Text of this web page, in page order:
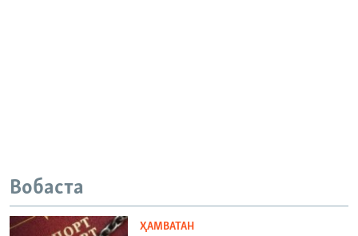
Вобаста
ҲАМВАТАН